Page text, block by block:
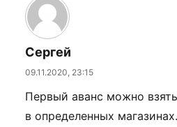
Сергей
09.11.2020, 23:15
Первый аванс можно
в определенных